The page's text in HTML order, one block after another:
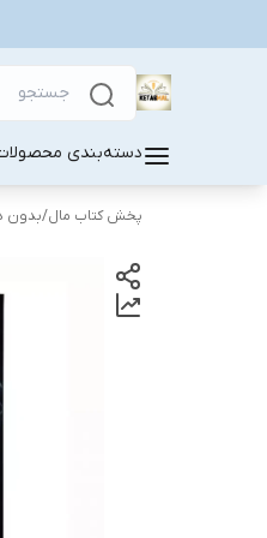
دسته‌بندی
پخش کتاب مال/بدون